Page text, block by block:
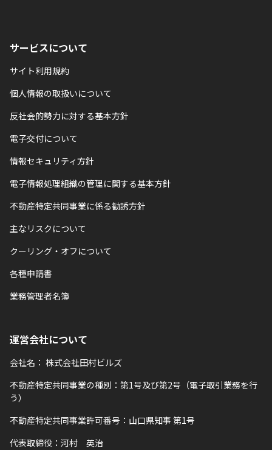
サービスについて
サイト利用規約
個人情報の取扱いについて
反社会的勢力に対する基本方針
電子交付について
情報セキュリティ方針
電子情報処理組織の管理に関する基本方針
不動産特定共同事業に係る勧誘方針
主なリスクについて
クーリング・オフについて
各種申請書
業務管理者名簿
運営会社について
会社名： 株式会社田村ビルズ
不動産特定共同事業の種別：第1号及び第2号（電子取引業務を行
う）
不動産特定共同事業許可番号：山口県知事 第1号
代表取締役：河村 英治